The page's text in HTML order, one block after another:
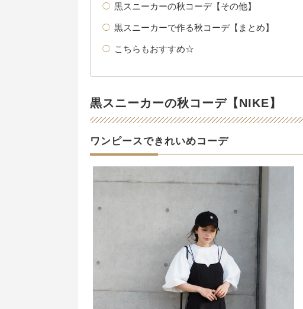
黒スニーカーの秋コーデ【その他】
黒スニーカーで作る秋コーデ【まとめ】
こちらもおすすめ☆
黒スニーカーの秋コーデ【NIKE】
ワンピースできれいめコーデ